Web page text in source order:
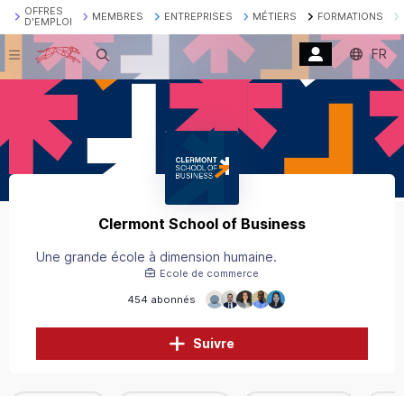
OFFRES
D'EMPLOI
MEMBRES ENTREPRISES MÉTIERS FORMATIONS
Recherche FR
Clermont School of Business
454 abonnés
Une grande école à dimension humaine.
Ecole de commerce
Suivre